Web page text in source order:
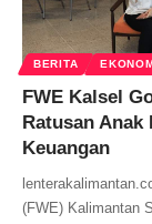
BERITA
FWE Kalsel
Ratusan
Keuangan
(FWE) Kalimantan